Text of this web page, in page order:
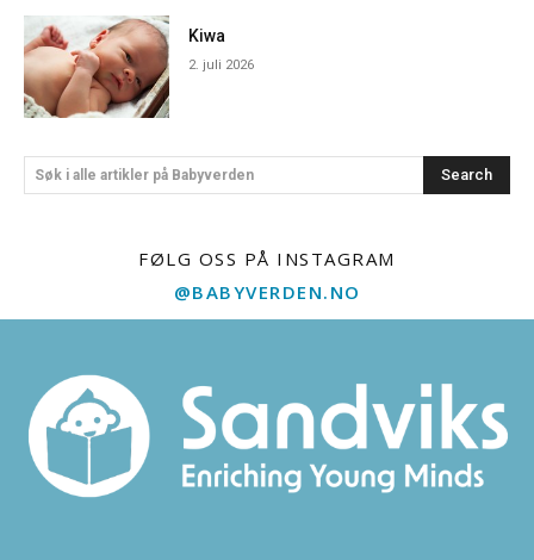
Kiwa
2. juli 2026
Søk i alle artikler på Babyverden Search
FØLG OSS PÅ INSTAGRAM
@BABYVERDEN.NO